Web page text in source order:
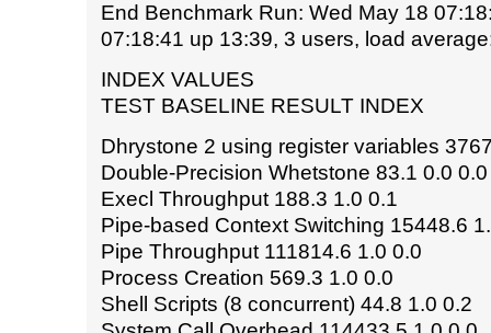
End Benchmark Run: Wed May 18
07:18:41 up 13:39, 3 users, load
INDEX VALUES
TEST BASELINE RESULT INDEX
Dhrystone 2 using register variables
Double-Precision Whetstone 83.1 0.0 0.0
Execl Throughput 188.3 1.0 0.1
Pipe-based Context Switching 15448.6
Pipe Throughput 111814.6 1.0 0.0
Process Creation 569.3 1.0 0.0
Shell Scripts (8 concurrent) 44.8 1.0 0.2